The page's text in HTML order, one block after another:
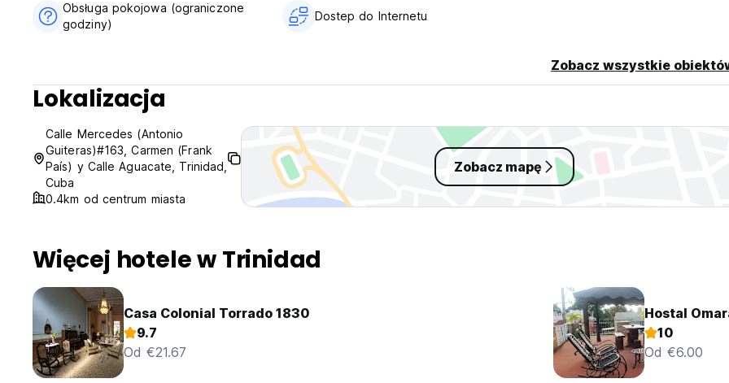
Obsługa pokojowa (ograniczone
godziny)
Dostep do Internetu
Zobacz wszystkie
Lokalizacja
Calle Mercedes (Antonio
Guiteras)#163, Carmen (Frank
País) y Calle Aguacate, Trinidad,
Cuba
0.4km od centrum miasta
Zobacz mapę
Więcej hotele w Trinidad
Casa Colonial Torrado 1830
9.7
Od €21.67
Hostal
10
Od €6.00